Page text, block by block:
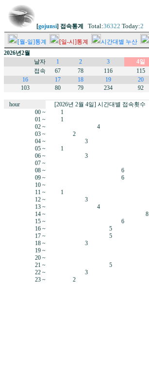
[gojunsi] 접속통계 Total:36322 Today:2
[월-일]통계 [일-시]통계 시간대별 누산
2026년2월
날자
1 2 3 4일
접속
67 78 116 115
16
17 18 19 20
103
80 79 234 92
hour
[2026년 2월 4일] 시간대별 접속횟수
00 ~
1
01 ~
1
02 ~
4
03 ~
2
04 ~
3
05 ~
1
06 ~
3
07 ~
08 ~
6
09 ~
6
10 ~
11 ~
1
12 ~
3
13 ~
4
14 ~
8
15 ~
6
16 ~
5
17 ~
5
18 ~
3
19 ~
20 ~
21 ~
5
22 ~
3
23 ~
2